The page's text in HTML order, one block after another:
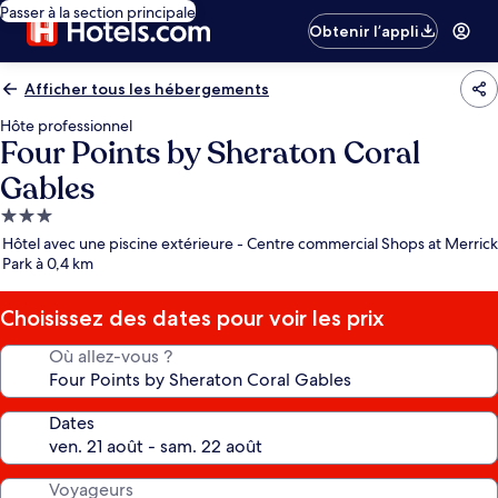
Passer à la section principale
Obtenir l’appli
Afficher tous les hébergements
Hôte professionnel
Four Points by Sheraton Coral
Gables
Hébergement
3.0 étoiles
Hôtel avec une piscine extérieure - Centre commercial Shops at Merrick
Park à 0,4 km
Choisissez des dates pour voir les prix
Où allez-vous ?
Dates
Voyageurs